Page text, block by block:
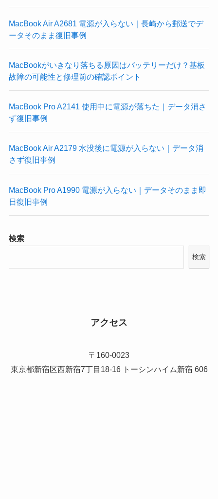
MacBook Air A2681 電源が入らない｜長崎から郵送でデ
ータそのまま復旧事例
MacBookがいきなり落ちる原因はバッテリーだけ？基板
故障の可能性と修理前の確認ポイント
MacBook Pro A2141 使用中に電源が落ちた｜データ消さ
ず復旧事例
MacBook Air A2179 水没後に電源が入らない｜データ消
さず復旧事例
MacBook Pro A1990 電源が入らない｜データそのまま即
日復旧事例
検索
検索
アクセス
〒160-0023
東京都新宿区西新宿7丁目18-16 トーシンハイム新宿 606